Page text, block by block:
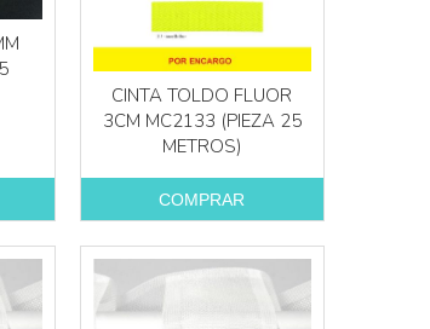
CINTA TOLDO FLUOR
3CM MC2133 (PIEZA 25
METROS)
COMPRAR
Más info